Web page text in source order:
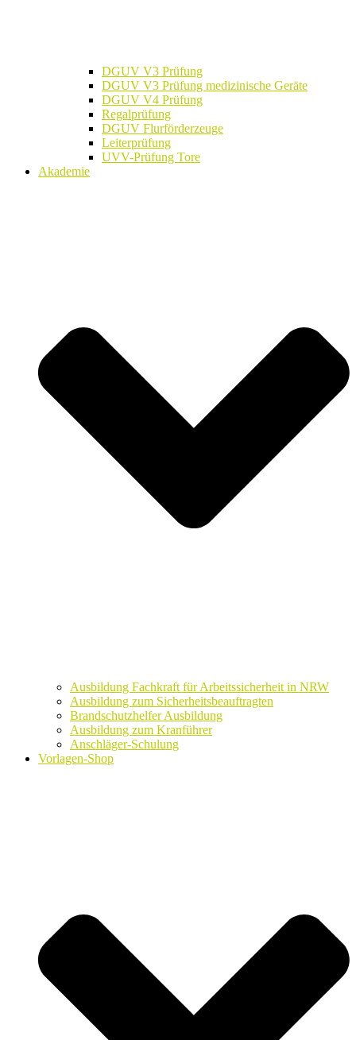
DGUV V3 Prüfung
DGUV V3 Prüfung medizinische Geräte
DGUV V4 Prüfung
Regalprüfung
DGUV Flurförderzeuge
Leiterprüfung
UVV-Prüfung Tore
Akademie
Ausbildung Fachkraft für Arbeitssicherheit in NRW
Ausbildung zum Sicherheitsbeauftragten
Brandschutzhelfer Ausbildung
Ausbildung zum Kranführer
Anschläger-Schulung
Vorlagen-Shop